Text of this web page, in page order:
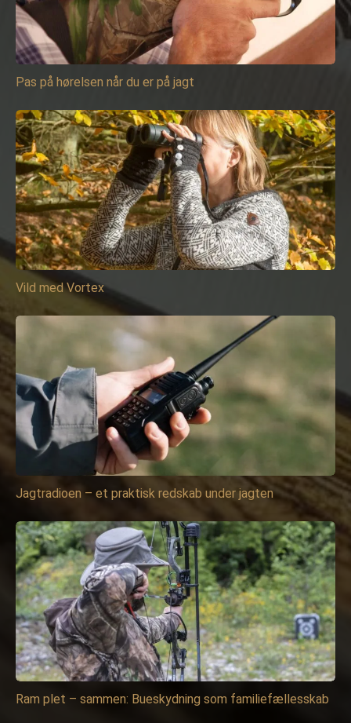
Pas på hørelsen når du er på jagt
Vild med Vortex
Jagtradioen – et praktisk redskab under jagten
Ram plet – sammen: Bueskydning som familiefællesskab